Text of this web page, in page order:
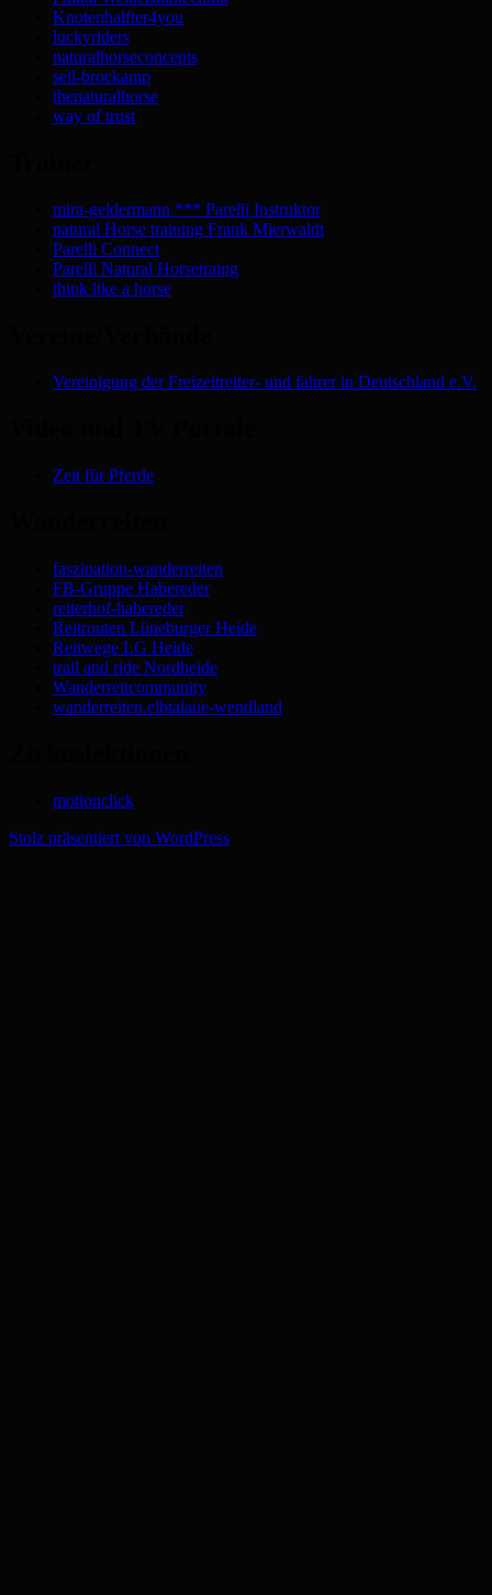
Knotenhalfter4you
luckyriders
naturalhorseconcepts
seil-brockamp
thenaturalhorse
way of trust
mira-geldermann *** Parelli Instruktor
natural Horse training Frank Mierwaldt
Parelli Connect
Parelli Natural Horsetraing
think like a horse
Vereinigung der Freizeitreiter- und fahrer in Deutschland e.V.
Zeit für Pferde
faszination-wanderreiten
FB-Gruppe Habereder
reiterhof-habereder
Reitrouten Lüneburger Heide
Reitwege LG Heide
trail and ride Nordheide
Wanderreitcommunity
wanderreiten.elbtalaue-wendland
motionclick
Stolz präsentiert von WordPress